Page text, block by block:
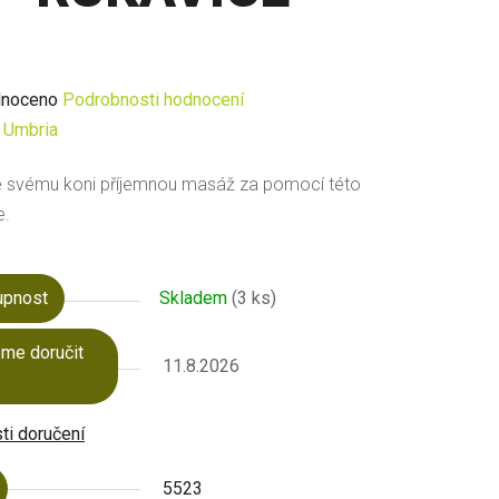
Podrobnosti hodnocení
Umbria
svému koni příjemnou masáž za pomocí této
Skladem (3 ks)
doručit
11.8.2026
doručení
5523